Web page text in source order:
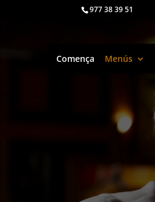
977 38 39 51
Comença Menús